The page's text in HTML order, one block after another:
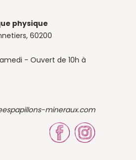
physique
60200
- Ouvert de 10h à
mineraux.com